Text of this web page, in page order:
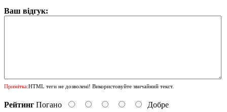
Ваш відгук:
Примітка:HTML теги не дозволені! Використовуйте звичайний текст.
Рейтинг Погано Добре